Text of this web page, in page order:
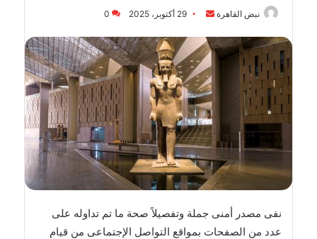
نبض القاهرة
أرسل
إلكترونيا
29 أكتوبر، 2025 0
نفى مصدر أمنى جملة وتفصيلاً صحة ما تم تداوله على
عدد من الصفحات بمواقع التواصل الإجتماعى من قيام